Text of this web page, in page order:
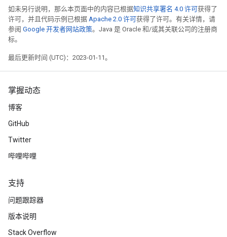
如未另行说明，那么本页面中的内容已根据知识共享署名 4.0 许可获得了
许可，并且代码示例已根据 Apache 2.0 许可获得了许可。有关详情，请
参阅 Google 开发者网站政策。Java 是 Oracle 和/或其关联公司的注册商
标。
最后更新时间 (UTC)：2023-01-11。
掌握动态
博客
GitHub
Twitter
哔哩哔哩
支持
问题跟踪器
版本说明
Stack Overflow